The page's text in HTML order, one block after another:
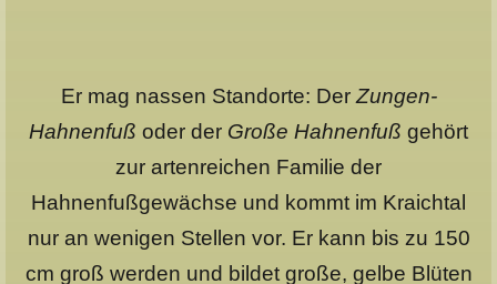
Er mag nassen Standorte: Der Zungen-
Hahnenfuß oder der Große Hahnenfuß gehört
zur artenreichen Familie der
Hahnenfußgewächse und kommt im Kraichtal
nur an wenigen Stellen vor. Er kann bis zu 150
cm groß werden und bildet große, gelbe Blüten